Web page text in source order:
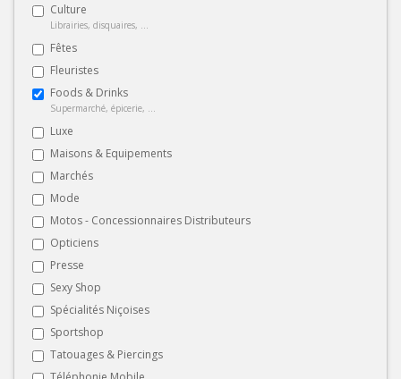
Culture
Librairies, disquaires, ...
Fêtes
Fleuristes
Foods & Drinks
Supermarché, épicerie, ...
Luxe
Maisons & Equipements
Marchés
Mode
Motos - Concessionnaires Distributeurs
Opticiens
Presse
Sexy Shop
Spécialités Niçoises
Sportshop
Tatouages & Piercings